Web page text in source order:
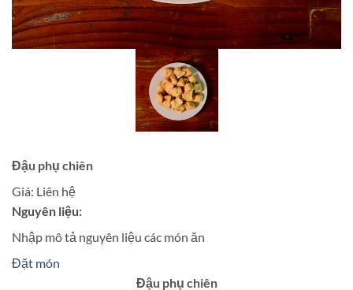
Đậu phụ chiên
Giá: Liên hệ
Nguyên liệu:
Nhập mô tả nguyên liệu các món ăn
Đặt món
Đậu phụ chiên